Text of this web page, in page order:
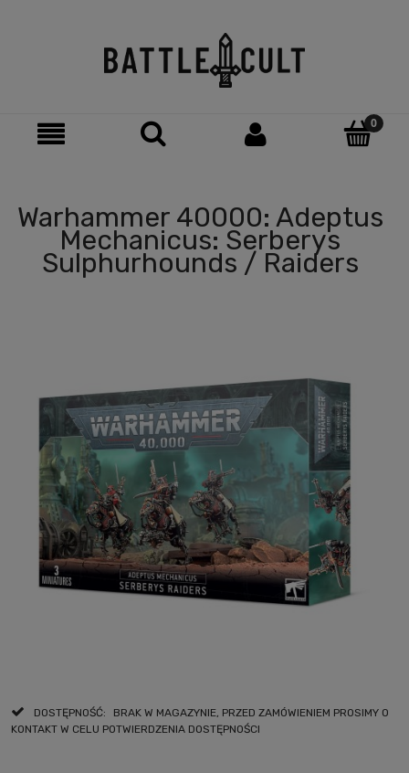
Warhammer 40000: Adeptus
Mechanicus: Serberys
Sulphurhounds / Raiders
DOSTĘPNOŚĆ:
BRAK W MAGAZYNIE, PRZED ZAMÓWIENIEM PROSIMY O
KONTAKT W CELU POTWIERDZENIA DOSTĘPNOŚCI